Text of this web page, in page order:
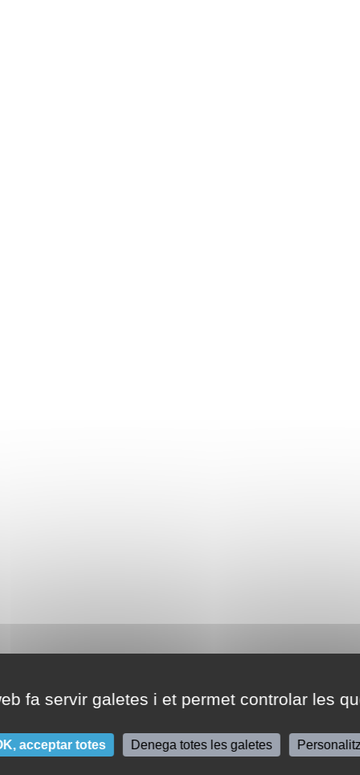
fa servir galetes i et permet controlar les
acceptar totes Denega totes les galetes